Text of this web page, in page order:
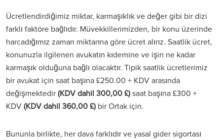
Ücretlendirdiğimiz miktar, karmaşıklık ve değer gibi bir dizi
farklı faktöre bağlıdır. Müvekkillerimizden, bir konu üzerinde
harcadığımız zaman miktarına göre ücret alırız. Saatlik ücret,
konunuzla ilgilenen avukatın kıdemine ve işin ne kadar
karmaşık olduğuna bağlı olacaktır. Tipik saatlik ücretlerimiz
bir avukat için saat başına £250.00 + KDV arasında
değişmektedir(KDV dahil 300,00 £)saat başına £300 +
KDV(KDV dahil 360,00 £) bir Ortak için.
Bununla birlikte, her dava farklıdır ve yasal gider sigortası